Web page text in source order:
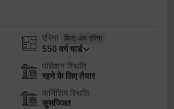
एरिया बिल्ट-अप एरिया
550 वर्ग यार्ड
पॉसेशन स्थिति
रहने के लिए तैयार
फर्निशिंग स्थिति
सुसज्जित